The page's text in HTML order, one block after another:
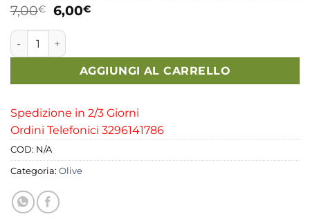
7,00€ Il
prezzo
originale
era:
7,00€.
6,00€Il
6,00€.
Olive Verdi Schiacciate a mano senza nocciolo quantità
AGGIUNGI AL CARRELLO
Spedizione in 2/3 Giorni
Ordini Telefonici 3296141786
COD: N/A
Categoria: Olive